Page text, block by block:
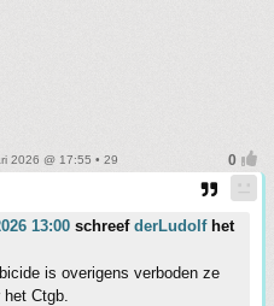
2026 @ 17:55 • 29
13:00 schreef derLudolfhet
is overigens verboden ze
het Ctgb.